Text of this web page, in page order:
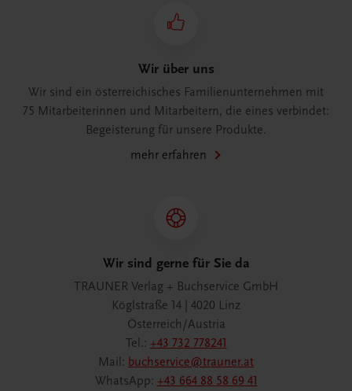
Wir über uns
Wir sind ein österreichisches Familienunternehmen mit
75 Mitarbeiterinnen und Mitarbeitern, die eines verbindet:
Begeisterung für unsere Produkte.
mehr erfahren
Wir sind gerne für Sie da
TRAUNER Verlag + Buchservice GmbH
Köglstraße 14 | 4020 Linz
Österreich/Austria
Tel.: +43 732 778241
Mail: buchservice@trauner.at
WhatsApp: +43 664 88 58 69 41